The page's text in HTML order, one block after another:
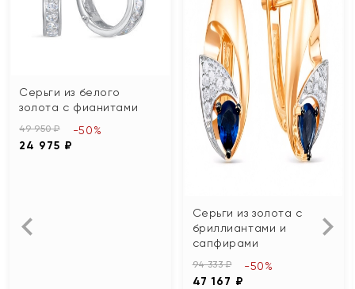
Серьги из белого
золота с фианитами
49 950 ₽
24 975 ₽
-50%
Серьги из золота с
бриллиантами и
сапфирами
94 333 ₽
47 167 ₽
-50%